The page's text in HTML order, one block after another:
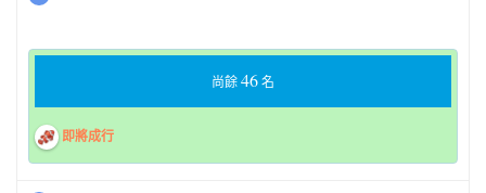
尚餘46名
即將成行